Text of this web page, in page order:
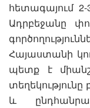
հետագայում 2-
Ադրբեջանը
Հայաստանի
պետք է
և